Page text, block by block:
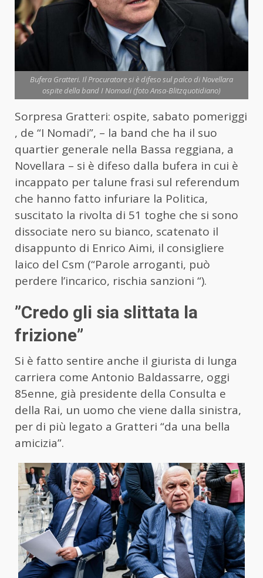
Bufera Gratteri. Il Procuratore si è difeso sul palco di Novellara
ospite della band I Nomadi (foto Ansa-Blitzquotidiano)
Sorpresa Gratteri: ospite, sabato pomeriggi
, de “I Nomadi”, – la band che ha il suo
quartier generale nella Bassa reggiana, a
Novellara – si è difeso dalla bufera in cui è
incappato per talune frasi sul referendum
che hanno fatto infuriare la Politica,
suscitato la rivolta di 51 toghe che si sono
dissociate nero su bianco, scatenato il
disappunto di Enrico Aimi, il consigliere
laico del Csm (“Parole arroganti, può
perdere l’incarico, rischia sanzioni “).
”Credo gli sia slittata la
frizione”
Si è fatto sentire anche il giurista di lunga
carriera come Antonio Baldassarre, oggi
85enne, già presidente della Consulta e
della Rai, un uomo che viene dalla sinistra,
per di più legato a Gratteri “da una bella
amicizia”.